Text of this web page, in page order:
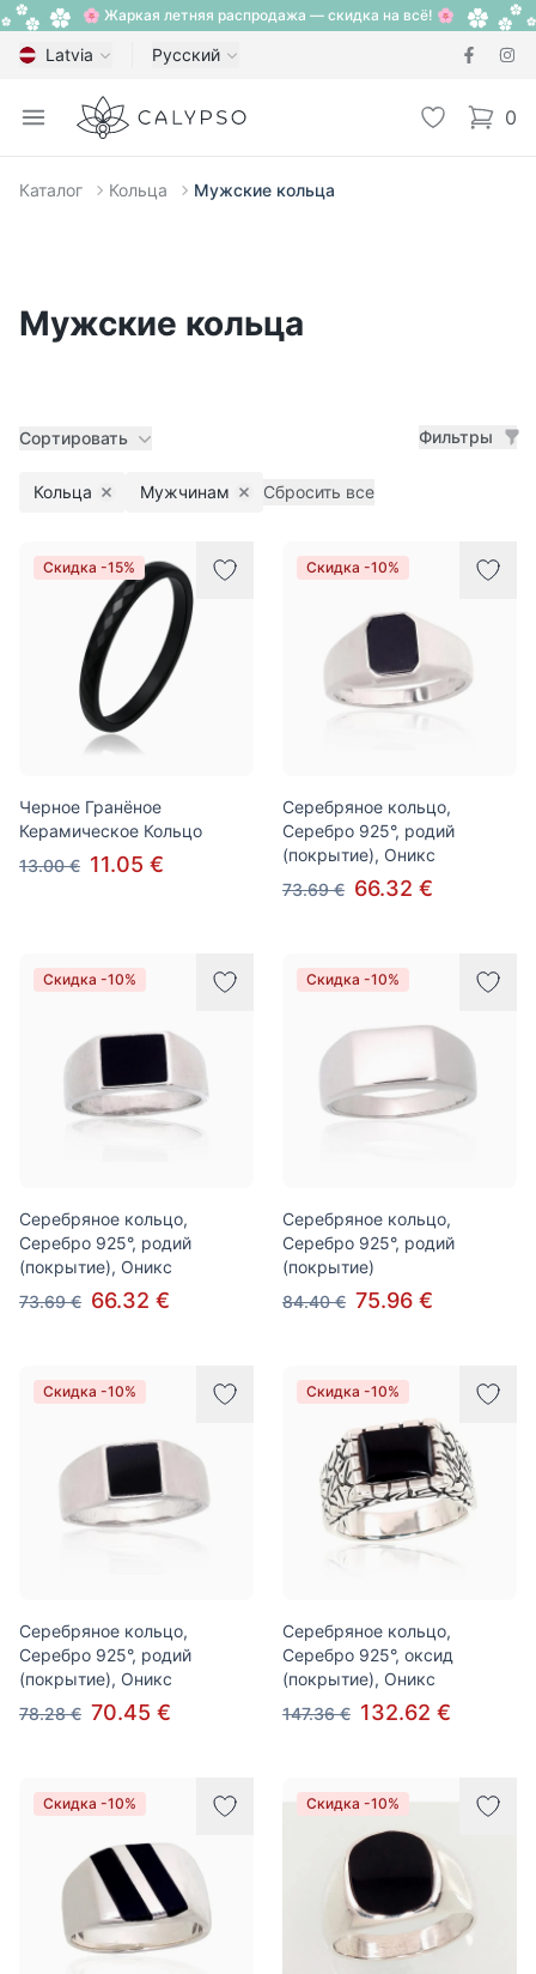
🌸 Жаркая летняя распродажа — скидка на всё! 🌸
Latvia Русский
Open menu
Calypso Избранное
0
items
Каталог Кольца Мужские кольца
Мужские кольца
Сортировать Фильтры
Кольца Remove filter
Мужчинам Remove filter
Сбросить все
Товары
Скидка -15%
Черное Гранёное
Керамическое Кольцо
13.00 € 11.05 €
Скидка -10%
Серебряное кольцо,
Серебро 925°, родий
(покрытие), Оникс
73.69 € 66.32 €
Скидка -10%
Серебряное кольцо,
Серебро 925°, родий
(покрытие), Оникс
73.69 € 66.32 €
Скидка -10%
Серебряное кольцо,
Серебро 925°, родий
(покрытие)
84.40 € 75.96 €
Скидка -10%
Серебряное кольцо,
Серебро 925°, родий
(покрытие), Оникс
78.28 € 70.45 €
Скидка -10%
Серебряное кольцо,
Серебро 925°, оксид
(покрытие), Оникс
147.36 € 132.62 €
Скидка -10% Скидка -10%